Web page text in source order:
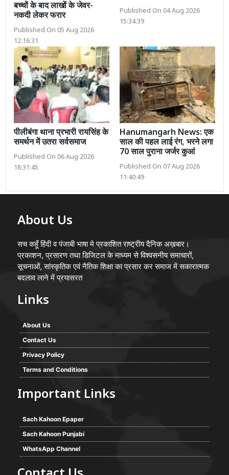
बच्चों के बाद लाखों के जेवर-
नकदी लेकर फरार
Published On 05 Aug 2026
12:16:31
Published On 04 Aug 2026
15:34:39
पीलीबंगा थाना प्रभारी रायसिंह के
समर्थन में उतरा सर्वसमाज
Published On 06 Aug 2026
18:31:45
Hanumangarh News: एक
साल की पहल लाई रंग, भरने लगा
70 साल पुराना जर्जर कुआं
Published On 07 Aug 2026
11:40:49
About Us
सच कहूँ हिंदी व पंजाबी भाषा मे प्रकाशित राष्ट्रीय दैनिक अख़बार।
प्रकाशन, प्रसारण तथा डिजिटल के माध्यम से विश्वसनीय समाचारों,
सूचनाओं, सांस्कृतिक एवं नैतिक शिक्षा का प्रसार कर समाज में सकारात्मक
बदलाव लाने में प्रयासरत
Links
About Us
Contact Us
Privacy Policy
Terms and Conditions
Important Links
Sach Kahoon Epaper
Sach Kahoon Punjabi
WhatsApp Channel